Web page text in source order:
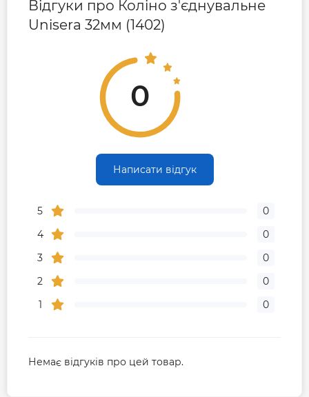
поліетиленових труб.
Основні характеристики коліна поліетиленового
Бренд: Unisera
Діаметр: 32 мм
Матеріал: Поліетилен
Робоче середовище: Холодна вода
Тип фітингу: Коліно з'єднувальне
Країна-виробник: Туреччина
Відгуки про Коліно з'єднувальне
Unisera 32мм (1402)
0
Написати відгук
5
0
4
0
3
0
2
0
1
0
Немає відгуків про цей товар.